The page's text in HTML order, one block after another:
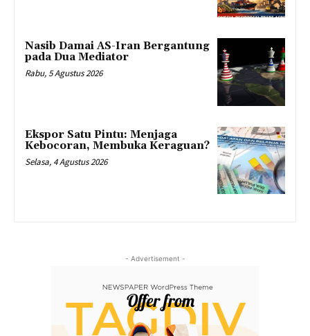
Nasib Damai AS-Iran Bergantung
pada Dua Mediator
Rabu, 5 Agustus 2026
Ekspor Satu Pintu: Menjaga
Kebocoran, Membuka Keraguan?
Selasa, 4 Agustus 2026
- Advertisement -